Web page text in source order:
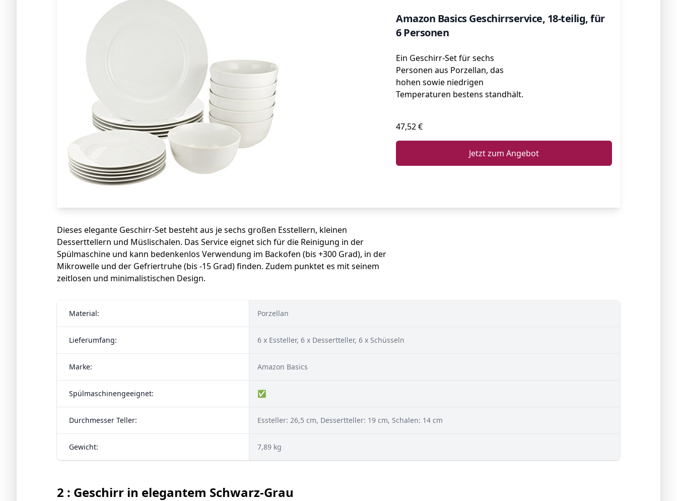
Amazon Basics Geschirrservice, 18-teilig, für
6 Personen
Ein Geschirr-Set für sechs
Personen aus Porzellan, das
hohen sowie niedrigen
Temperaturen bestens standhält.
47,52 €
Jetzt zum Angebot
Dieses elegante Geschirr-Set besteht aus je sechs großen Esstellern, kleinen
Desserttellern und Müslischalen. Das Service eignet sich für die Reinigung in der
Spülmaschine und kann bedenkenlos Verwendung im Backofen (bis +300 Grad), in der
Mikrowelle und der Gefriertruhe (bis -15 Grad) finden. Zudem punktet es mit seinem
zeitlosen und minimalistischen Design.
Material: Porzellan
Lieferumfang: 6 x Essteller, 6 x Dessertteller, 6 x Schüsseln
Marke: Amazon Basics
Spülmaschinengeeignet: ✅
Durchmesser Teller: Essteller: 26,5 cm, Dessertteller: 19 cm, Schalen: 14 cm
Gewicht: ‎7,89 kg
2 : Geschirr in elegantem Schwarz-Grau